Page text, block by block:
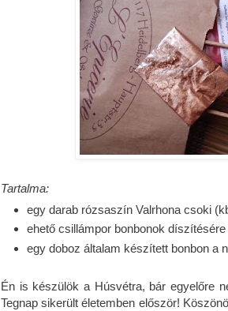
Tartalma:
egy darab rózsaszín Valrhona csoki
ehető csillámpor bonbonok díszítésére
egy doboz általam készített bonbon a
Én is készülök a Húsvétra, bár egyelőre
Tegnap sikerült életemben először!